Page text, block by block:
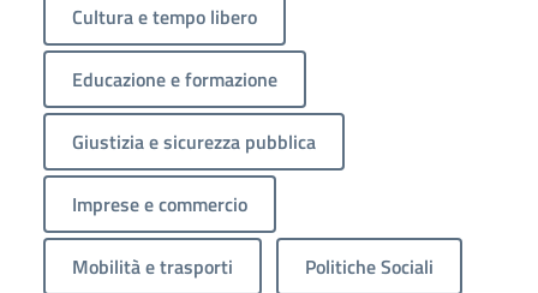
Cultura e tempo libero
Educazione e formazione
Giustizia e sicurezza pubblica
Imprese e commercio
Mobilità e trasporti Politiche Sociali